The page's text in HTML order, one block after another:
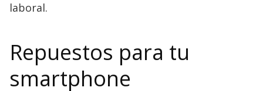
laboral.
Repuestos para tu
smartphone